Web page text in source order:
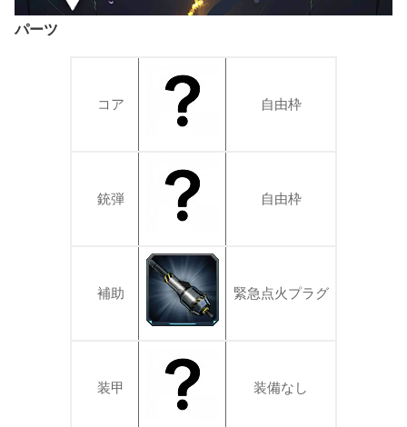
パーツ
コア 自由枠
銃弾 自由枠
補助 緊急点火プラグ
装甲 装備なし